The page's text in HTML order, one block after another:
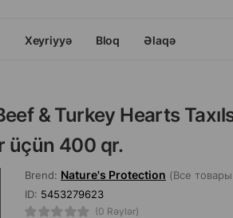
Xeyriyyə Bloq Əlaqə
& Turkey Hearts
üçün 400 qr.
Brend: Nature's Protection (Все
ID: 5453279623
(0 Rəylər)